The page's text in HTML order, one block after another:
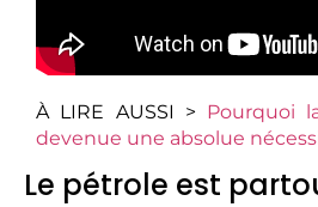
À LIRE AUSSI > Pourquoi
devenue une absolue
Le pétrole est